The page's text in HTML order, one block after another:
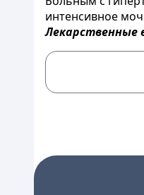
интенсивное
Лекарственные